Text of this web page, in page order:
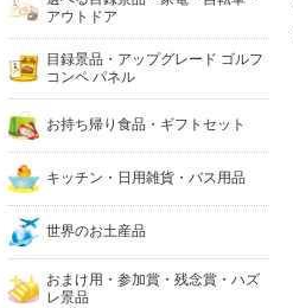
アウトドア
目録景品・アップグレード ゴルフ
コンペ パネル
お持ち帰り食品・ギフトセット
キッチン・日用雑貨・バス用品
世界のお土産品
おまけ用・参加賞・残念賞・ハズ
レ景品